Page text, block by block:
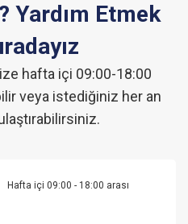
Yardım Etmek
hafta içi 09:00-18:00
veya istediğiniz her an
Hafta içi 09:00 - 18:00 arası